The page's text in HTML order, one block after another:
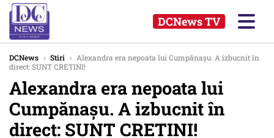
DCNews TV
DCNews › Stiri › Alexandra era nepoata lui Cumpănașu. A izbucnit în
direct: SUNT CRETINI!
Alexandra era nepoata lui
Cumpănașu. A izbucnit în
direct: SUNT CRETINI!